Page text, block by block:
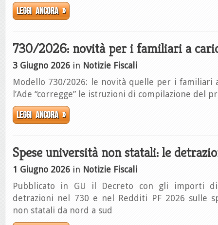
Leggi ancora »
730/2026: novità per i familiari a
3 Giugno 2026 in Notizie Fiscali
Modello 730/2026: le novità quelle per i familiari
l’Ade “corregge” le istruzioni di compilazione del
Leggi ancora »
Spese università non statali: le
1 Giugno 2026 in Notizie Fiscali
Pubblicato in GU il Decreto con gli importi
detrazioni nel 730 e nel Redditi PF 2026 sulle
non statali da nord a sud